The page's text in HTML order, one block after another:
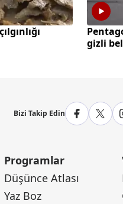
gizli
Bizi Takip Edin
Programlar
Düşünce Atlası
Yaz Boz